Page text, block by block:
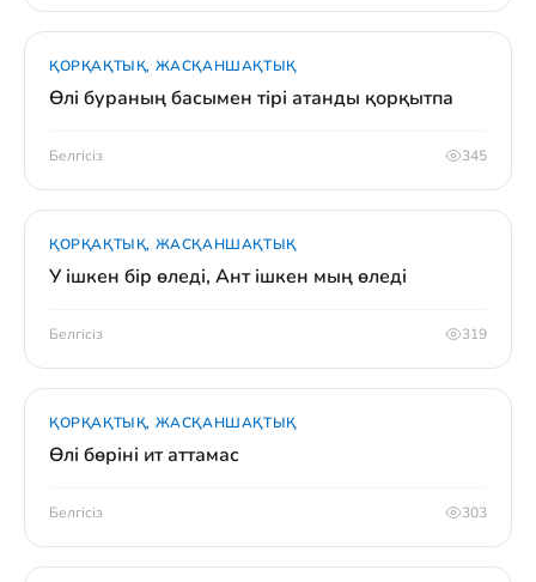
ҚОРҚАҚТЫҚ, ЖАСҚАНШАҚТЫҚ
Өлі бураның басымен тірі атанды қорқытпа
Белгісіз 345
ҚОРҚАҚТЫҚ, ЖАСҚАНШАҚТЫҚ
У ішкен бір өледі, Ант ішкен мың өледі
Белгісіз 319
ҚОРҚАҚТЫҚ, ЖАСҚАНШАҚТЫҚ
Өлі бөріні ит аттамас
Белгісіз 303